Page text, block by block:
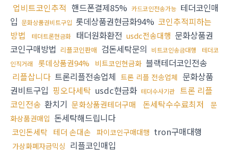
업비트코인추적 핸드폰결제85% 카드코인전송가능 테더코인매
입 문화상품권비트구입 롯데상품권현금화94% 코인추적피하는
방법
테더트론현금화 태더원화환전 usdc전송대행 문화상품권
코인구매방법 리플코인판매 검돈세탁문의 비트코인송금대행
테더코
인직거래
롯데상품권94% 비트코인현금화 블랙테더코인전송
리플삽니다 트론리플전송업체 트론 리플 전송업체 문화상품
권비트구입 핑오다세탁 usdc현금화 테더수사기관 트론 리플
코인전송 환치기 문화상품권테더구매 돈세탁수수료최저
문
화상품권매입 돈세탁해드립니다
코인돈세탁 테더 손대손 파이코인구매대행 tron구매대행
가상화폐자금믹싱 리플코인매입